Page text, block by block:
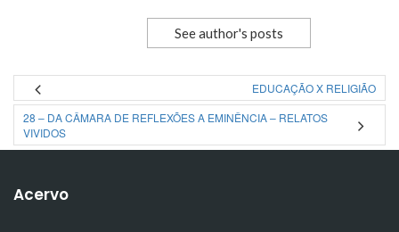
See author's posts
EDUCAÇÃO X RELIGIÃO
28 – DA CÂMARA DE REFLEXÕES A EMINÊNCIA – RELATOS
VIVIDOS
Acervo